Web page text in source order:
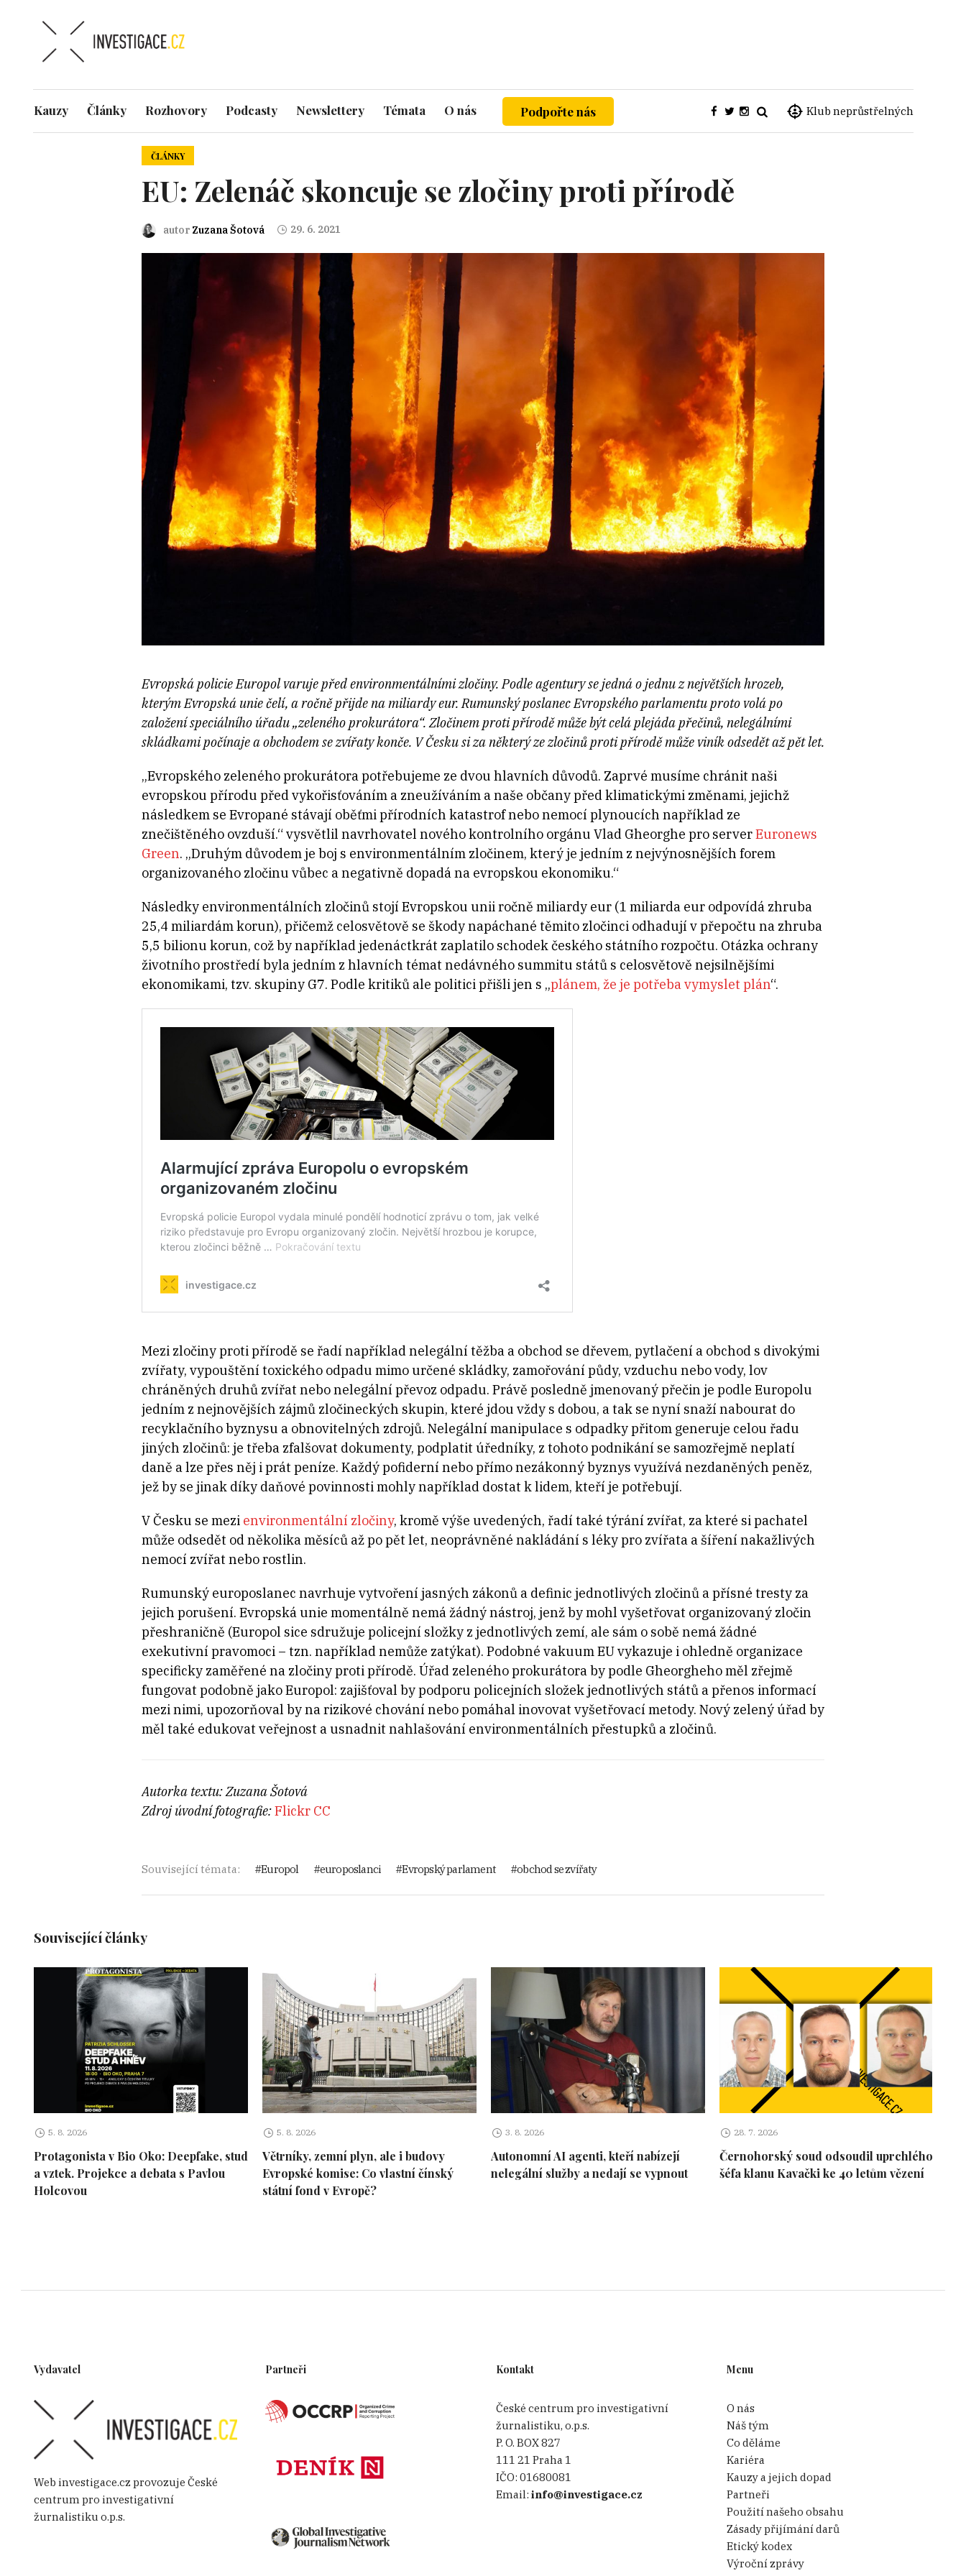
Klub neprůstřelných
Kauzy Články Rozhovory Podcasty Newslettery Témata O nás Podpořte nás
ČLÁNKY
EU: Zelenáč skoncuje se zločiny proti přírodě
autor Zuzana Šotová 29. 6. 2021
Evropská policie Europol varuje před environmentálními zločiny. Podle agentury se jedná o jednu z největších hrozeb,
kterým Evropská unie čelí, a ročně přijde na miliardy eur. Rumunský poslanec Evropského parlamentu proto volá po
založení speciálního úřadu„zeleného prokurátora“. Zločinem proti přírodě může být celá plejáda přečinů, nelegálními
skládkami počínaje a obchodem se zvířaty konče. V Česku si za některý ze zločinů proti přírodě může viník odsedět až pět let.
„Evropského zeleného prokurátora potřebujeme ze dvou hlavních důvodů. Zaprvé musíme chránit naši
evropskou přírodu před vykořisťováním a zneužíváním a naše občany před klimatickými změnami, jejichž
následkem se Evropané stávají oběťmi přírodních katastrof nebo nemocí plynoucích například ze
znečištěného ovzduší.“vysvětlil navrhovatel nového kontrolního orgánu Vlad Gheorghe pro serverEuronews
Green. „Druhým důvodem je boj s environmentálním zločinem, který je jedním z nejvýnosnějších forem
organizovaného zločinu vůbec a negativně dopadá na evropskou ekonomiku.“
Následky environmentálních zločinů stojí Evropskou unii ročně miliardy eur (1 miliarda eur odpovídá zhruba
25,4 miliardám korun), přičemž celosvětově se škody napáchané těmito zločinci odhadují v přepočtu na zhruba
5,5 bilionu korun, což by například jedenáctkrát zaplatilo schodek českého státního rozpočtu. Otázka ochrany
životního prostředí byla jedním z hlavních témat nedávného summitu států s celosvětově nejsilnějšími
ekonomikami, tzv. skupiny G7. Podle kritiků ale politici přišli jen s „plánem, že je potřeba vymyslet plán“.
Mezi zločiny proti přírodě se řadí například nelegální těžba a obchod se dřevem, pytlačení a obchod s divokými
zvířaty, vypouštění toxického odpadu mimo určené skládky, zamořování půdy, vzduchu nebo vody, lov
chráněných druhů zvířat nebo nelegální převoz odpadu. Právě posledně jmenovaný přečin je podle Europolu
jedním z nejnovějších zájmů zločineckých skupin, které jdou vždy s dobou, a tak se nyní snaží nabourat do
recyklačního byznysu a obnovitelných zdrojů. Nelegální manipulace s odpadky přitom generuje celou řadu
jiných zločinů: je třeba zfalšovat dokumenty, podplatit úředníky, z tohoto podnikání se samozřejmě neplatí
daně a lze přes něj i prát peníze. Každý pofiderní nebo přímo nezákonný byznys využívá nezdaněných peněz,
jež by se jinak díky daňové povinnosti mohly například dostat k lidem, kteří je potřebují.
V Česku se mezi environmentální zločiny, kromě výše uvedených, řadí také týrání zvířat, za které si pachatel
může odsedět od několika měsíců až po pět let, neoprávněné nakládání s léky pro zvířata a šíření nakažlivých
nemocí zvířat nebo rostlin.
Rumunský europoslanec navrhuje vytvoření jasných zákonů a definic jednotlivých zločinů a přísné tresty za
jejich porušení. Evropská unie momentálně nemá žádný nástroj, jenž by mohl vyšetřovat organizovaný zločin
přeshraničně (Europol sice sdružuje policejní složky z jednotlivých zemí, ale sám o sobě nemá žádné
exekutivní pravomoci – tzn. například nemůže zatýkat). Podobné vakuum EU vykazuje i ohledně organizace
specificky zaměřené na zločiny proti přírodě. Úřad zeleného prokurátora by podle Gheorgheho měl zřejmě
fungovat podobně jako Europol: zajišťoval by podporu policejních složek jednotlivých států a přenos informací
mezi nimi, upozorňoval by na rizikové chování nebo pomáhal inovovat vyšetřovací metody. Nový zelený úřad by
měl také edukovat veřejnost a usnadnit nahlašování environmentálních přestupků a zločinů.
Autorka textu: Zuzana Šotová
Zdroj úvodní fotografie:Flickr CC
Související témata: Europol europoslanci Evropský parlament obchod se zvířaty
Související články
5. 8. 2026
Protagonista v Bio Oko: Deepfake, stud
a vztek. Projekce a debata s Pavlou
Holcovou
5. 8. 2026
Větrníky, zemní plyn, ale i budovy
Evropské komise: Co vlastní čínský
státní fond v Evropě?
3. 8. 2026
Autonomní AI agenti, kteří nabízejí
nelegální služby a nedají se vypnout
28. 7. 2026
Černohorský soud odsoudil uprchlého
šéfa klanu Kavački ke 40 letům vězení
Vydavatel
Web investigace.cz provozuje České
centrum pro investigativní
žurnalistiku o.p.s.
Partneři Kontakt
České centrum pro investigativní
žurnalistiku, o.p.s.
P. O. BOX 827
111 21 Praha 1
IČO: 01680081
Email: info@investigace.cz
Menu
O nás
Náš tým
Co děláme
Kariéra
Kauzy a jejich dopad
Partneři
Použití našeho obsahu
Zásady přijímání darů
Etický kodex
Výroční zprávy